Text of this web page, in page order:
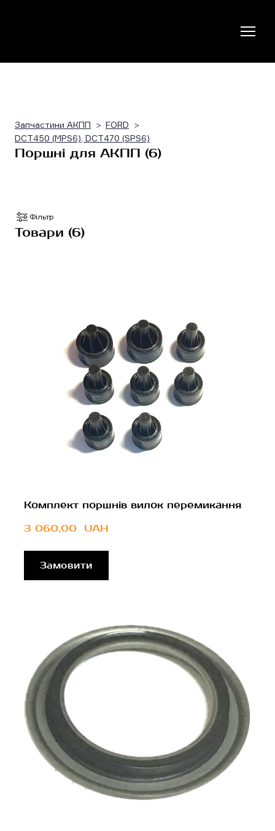
Запчастини АКПП
FORD
DCT450 (MPS6), DCT470 (SPS6)
Поршні для АКПП (6)
Фільтр
Товари (6)
Комплект поршнів вилок перемикання
3 060,00  UAH
Замовити